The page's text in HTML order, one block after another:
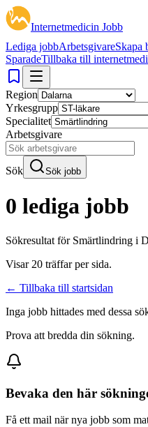
Internetmedicin Jobb
Lediga jobbArbetsgivareSkapa
SparadeTillbaka till
Region
Yrkesgrupp
Specialitet
Arbetsgivare
Sök Sök jobb
0 lediga jobb
Sökresultat för Smärtlindring i
Visar 20 träffar per sida.
← Tillbaka till startsidan
Inga jobb hittades med dessa
Prova att bredda din sökning.
Bevaka den här
Få ett mail när nya jobb som